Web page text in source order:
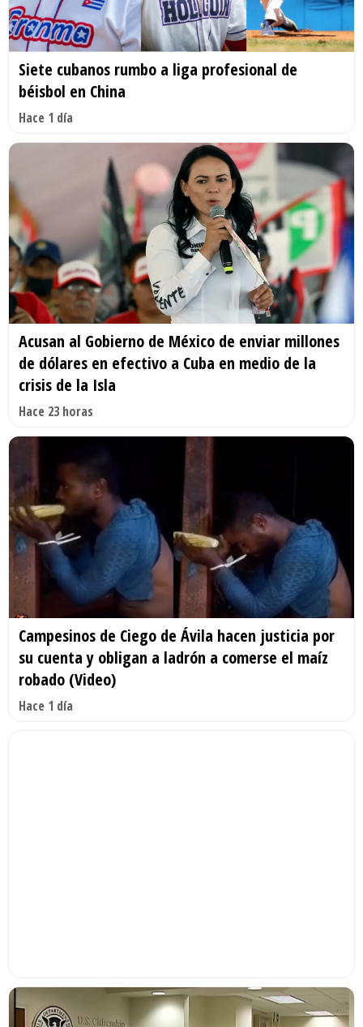
Siete cubanos rumbo a liga profesional de
béisbol en China
Hace 1 día
Acusan al Gobierno de México de enviar millones
de dólares en efectivo a Cuba en medio de la
crisis de la Isla
Hace 23 horas
Campesinos de Ciego de Ávila hacen justicia por
su cuenta y obligan a ladrón a comerse el maíz
robado (Video)
Hace 1 día